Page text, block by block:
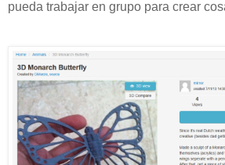
pueda trabajar en grupo para crear